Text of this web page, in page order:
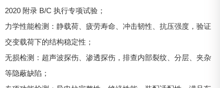
2020 附录 B/C 执行专项试验；
力学性能检测：静载荷、疲劳寿命、冲击韧性、抗压强度，验证
交变载荷下的结构稳定性；
无损检测：超声波探伤、渗透探伤，排查内部裂纹、分层、夹杂
等隐蔽缺陷；